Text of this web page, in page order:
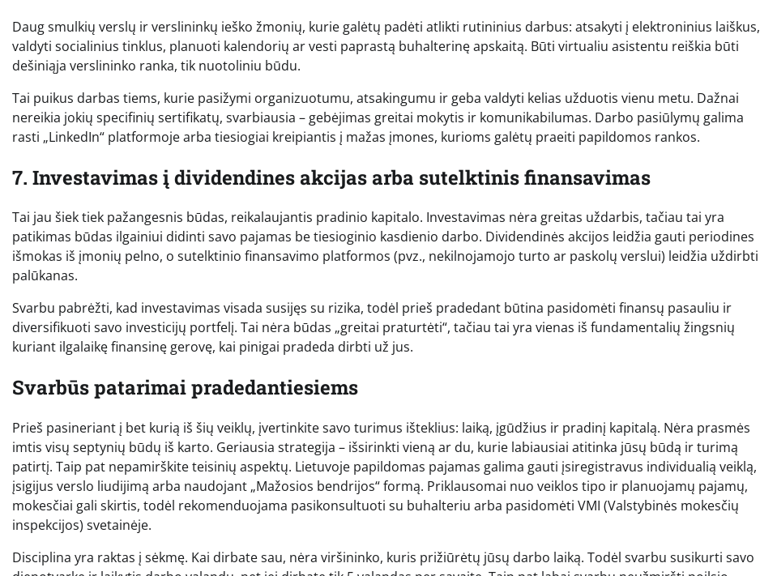
Daug smulkių verslų ir verslininkų ieško žmonių, kurie galėtų padėti atlikti rutininius darbus: atsakyti į elektroninius laiškus,
valdyti socialinius tinklus, planuoti kalendorių ar vesti paprastą buhalterinę apskaitą. Būti virtualiu asistentu reiškia būti
dešiniąja verslininko ranka, tik nuotoliniu būdu.
Tai puikus darbas tiems, kurie pasižymi organizuotumu, atsakingumu ir geba valdyti kelias užduotis vienu metu. Dažnai
nereikia jokių specifinių sertifikatų, svarbiausia – gebėjimas greitai mokytis ir komunikabilumas. Darbo pasiūlymų galima
rasti „LinkedIn“ platformoje arba tiesiogiai kreipiantis į mažas įmones, kurioms galėtų praeiti papildomos rankos.
7. Investavimas į dividendines akcijas arba sutelktinis finansavimas
Tai jau šiek tiek pažangesnis būdas, reikalaujantis pradinio kapitalo. Investavimas nėra greitas uždarbis, tačiau tai yra
patikimas būdas ilgainiui didinti savo pajamas be tiesioginio kasdienio darbo. Dividendinės akcijos leidžia gauti periodines
išmokas iš įmonių pelno, o sutelktinio finansavimo platformos (pvz., nekilnojamojo turto ar paskolų verslui) leidžia uždirbti
palūkanas.
Svarbu pabrėžti, kad investavimas visada susijęs su rizika, todėl prieš pradedant būtina pasidomėti finansų pasauliu ir
diversifikuoti savo investicijų portfelį. Tai nėra būdas „greitai praturtėti“, tačiau tai yra vienas iš fundamentalių žingsnių
kuriant ilgalaikę finansinę gerovę, kai pinigai pradeda dirbti už jus.
Svarbūs patarimai pradedantiesiems
Prieš pasineriant į bet kurią iš šių veiklų, įvertinkite savo turimus išteklius: laiką, įgūdžius ir pradinį kapitalą. Nėra prasmės
imtis visų septynių būdų iš karto. Geriausia strategija – išsirinkti vieną ar du, kurie labiausiai atitinka jūsų būdą ir turimą
patirtį. Taip pat nepamirškite teisinių aspektų. Lietuvoje papildomas pajamas galima gauti įsiregistravus individualią veiklą,
įsigijus verslo liudijimą arba naudojant „Mažosios bendrijos“ formą. Priklausomai nuo veiklos tipo ir planuojamų pajamų,
mokesčiai gali skirtis, todėl rekomenduojama pasikonsultuoti su buhalteriu arba pasidomėti VMI (Valstybinės mokesčių
inspekcijos) svetainėje.
Disciplina yra raktas į sėkmę. Kai dirbate sau, nėra viršininko, kuris prižiūrėtų jūsų darbo laiką. Todėl svarbu susikurti savo